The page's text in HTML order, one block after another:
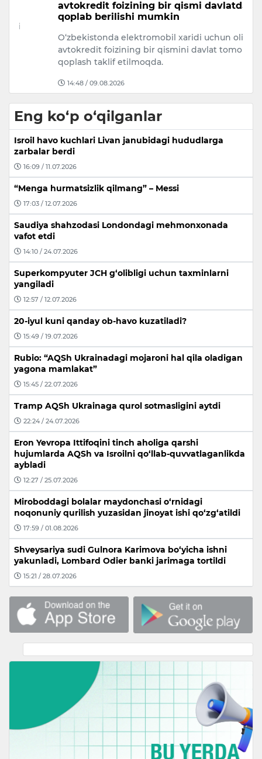
avtokredit foizining bir qismi davlatdan
qoplab berilishi mumkin
O‘zbekistonda elektromobil xaridi uchun olingan
avtokredit foizining bir qismini davlat tomonidan
qoplash taklif etilmoqda.
14:48 / 09.08.2026
Eng ko‘p o‘qilganlar
Isroil havo kuchlari Livan janubidagi hududlarga
zarbalar berdi
16:09 / 11.07.2026
“Menga hurmatsizlik qilmang” – Messi
17:03 / 12.07.2026
Saudiya shahzodasi Londondagi mehmonxonada
vafot etdi
14:10 / 24.07.2026
Superkompyuter JCH g‘olibligi uchun taxminlarni
yangiladi
12:57 / 12.07.2026
20-iyul kuni qanday ob-havo kuzatiladi?
15:49 / 19.07.2026
Rubio: “AQSh Ukrainadagi mojaroni hal qila oladigan
yagona mamlakat”
15:45 / 22.07.2026
Tramp AQSh Ukrainaga qurol sotmasligini aytdi
22:24 / 24.07.2026
Eron Yevropa Ittifoqini tinch aholiga qarshi
hujumlarda AQSh va Isroilni qo‘llab-quvvatlaganlikda
aybladi
12:27 / 25.07.2026
Miroboddagi bolalar maydonchasi o‘rnidagi
noqonuniy qurilish yuzasidan jinoyat ishi qo‘zg‘atildi
17:59 / 01.08.2026
Shveysariya sudi Gulnora Karimova bo‘yicha ishni
yakunladi, Lombard Odier banki jarimaga tortildi
15:21 / 28.07.2026